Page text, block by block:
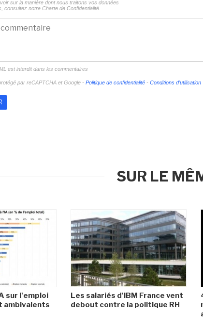
sur la manière dont nous traitons vos données
consultez notre Charte de Confidentialité.
est interdit dans les commentaires
par reCAPTCHA et Google - Politique de confidentialité - Conditions d'utilisation
SUR LE
sur l'emploi
ambivalents
Les salariés d'IBM France vent
debout contre la politique RH